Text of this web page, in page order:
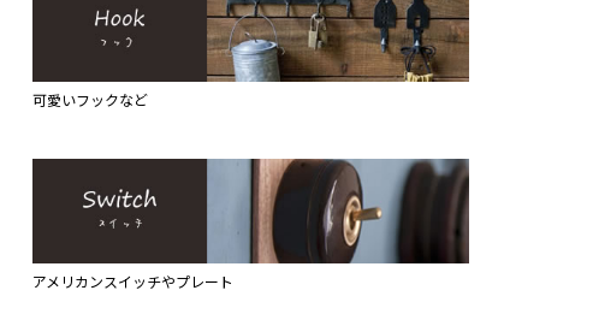
可愛いフックなど
アメリカンスイッチやプレート